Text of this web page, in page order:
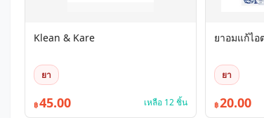
Klean & Kare
ยา
฿45.00 เหลือ 12 ชิ้น
ยาอมแก้ไ
ยา
฿20.00